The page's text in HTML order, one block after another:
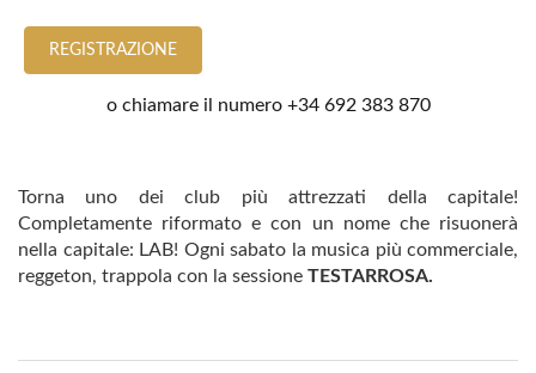
REGISTRAZIONE
o chiamare il numero +34 692 383 870
Torna uno dei club più attrezzati della capitale!
Completamente riformato e con un nome che risuonerà
nella capitale: LAB! Ogni sabato la musica più commerciale,
reggeton, trappola con la sessione TESTARROSA.